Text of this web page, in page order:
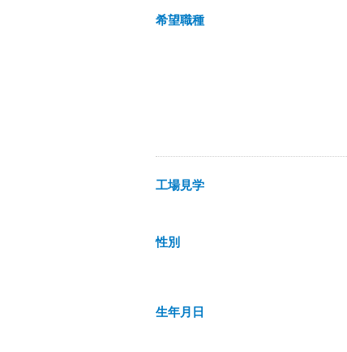
希望職種
工場見学
性別
生年月日